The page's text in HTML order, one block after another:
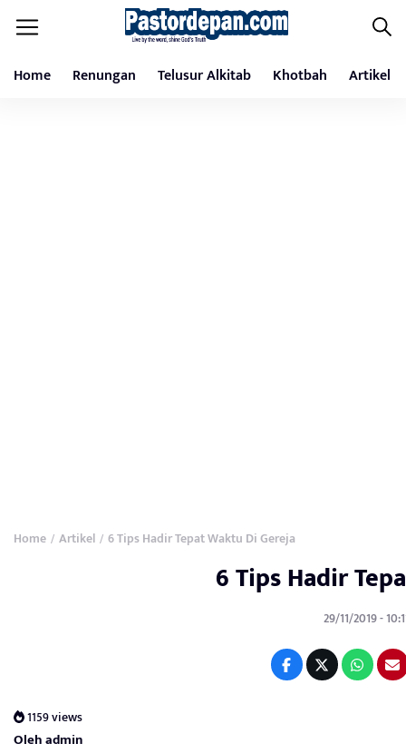
Home Renungan Telusur Alkitab Khotbah Artikel
Home / Artikel / 6 Tips Hadir Tepat Waktu Di Gereja
6 Tips Hadir
29/11/2019 -
1159 views
Oleh admin